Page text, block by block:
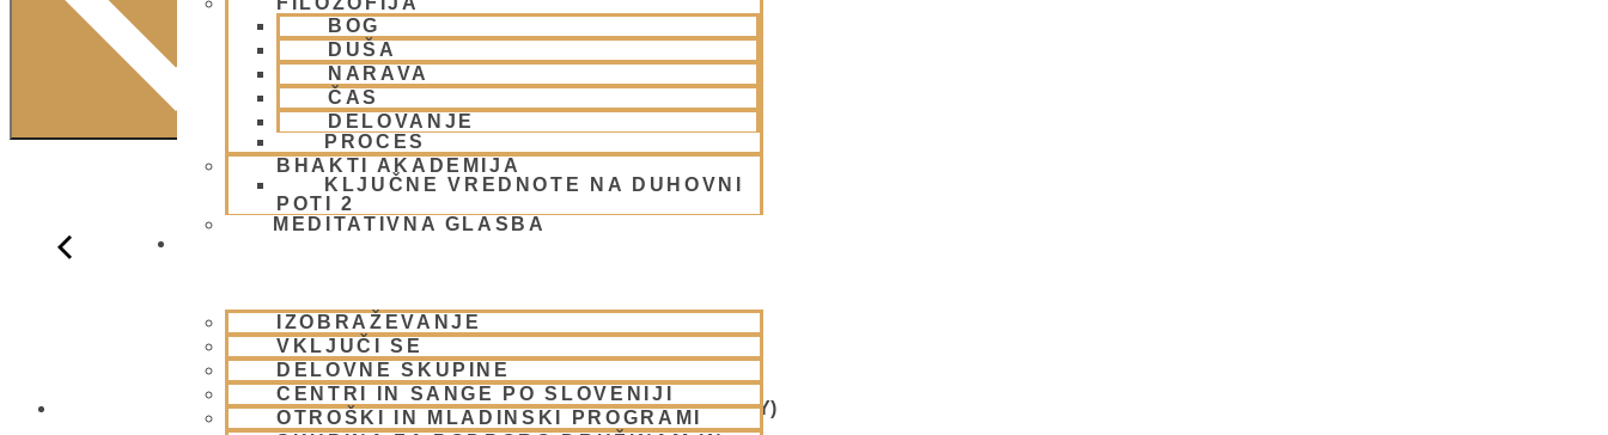
BOG
DUŠA
NARAVA
ČAS
DELOVANJE
PROCES
BHAKTI AKADEMIJA
KLJUČNE VREDNOTE NA DUHOVNI
POTI 2
MEDITATIVNA GLASBA
IZOBRAŽEVANJE
VKLJUČI SE
DELOVNE SKUPINE
CENTRI IN SANGE PO SLOVENIJI
OTROŠKI IN MLADINSKI PROGRAMI
BALADEV DAS ( ISKCON CHOWPATY)